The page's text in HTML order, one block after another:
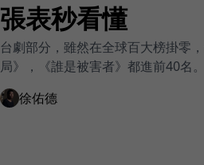
張表秒看懂
台劇部分，雖然在全球百大榜掛零
局》，《誰是被害者》都進前40名。
徐佑德